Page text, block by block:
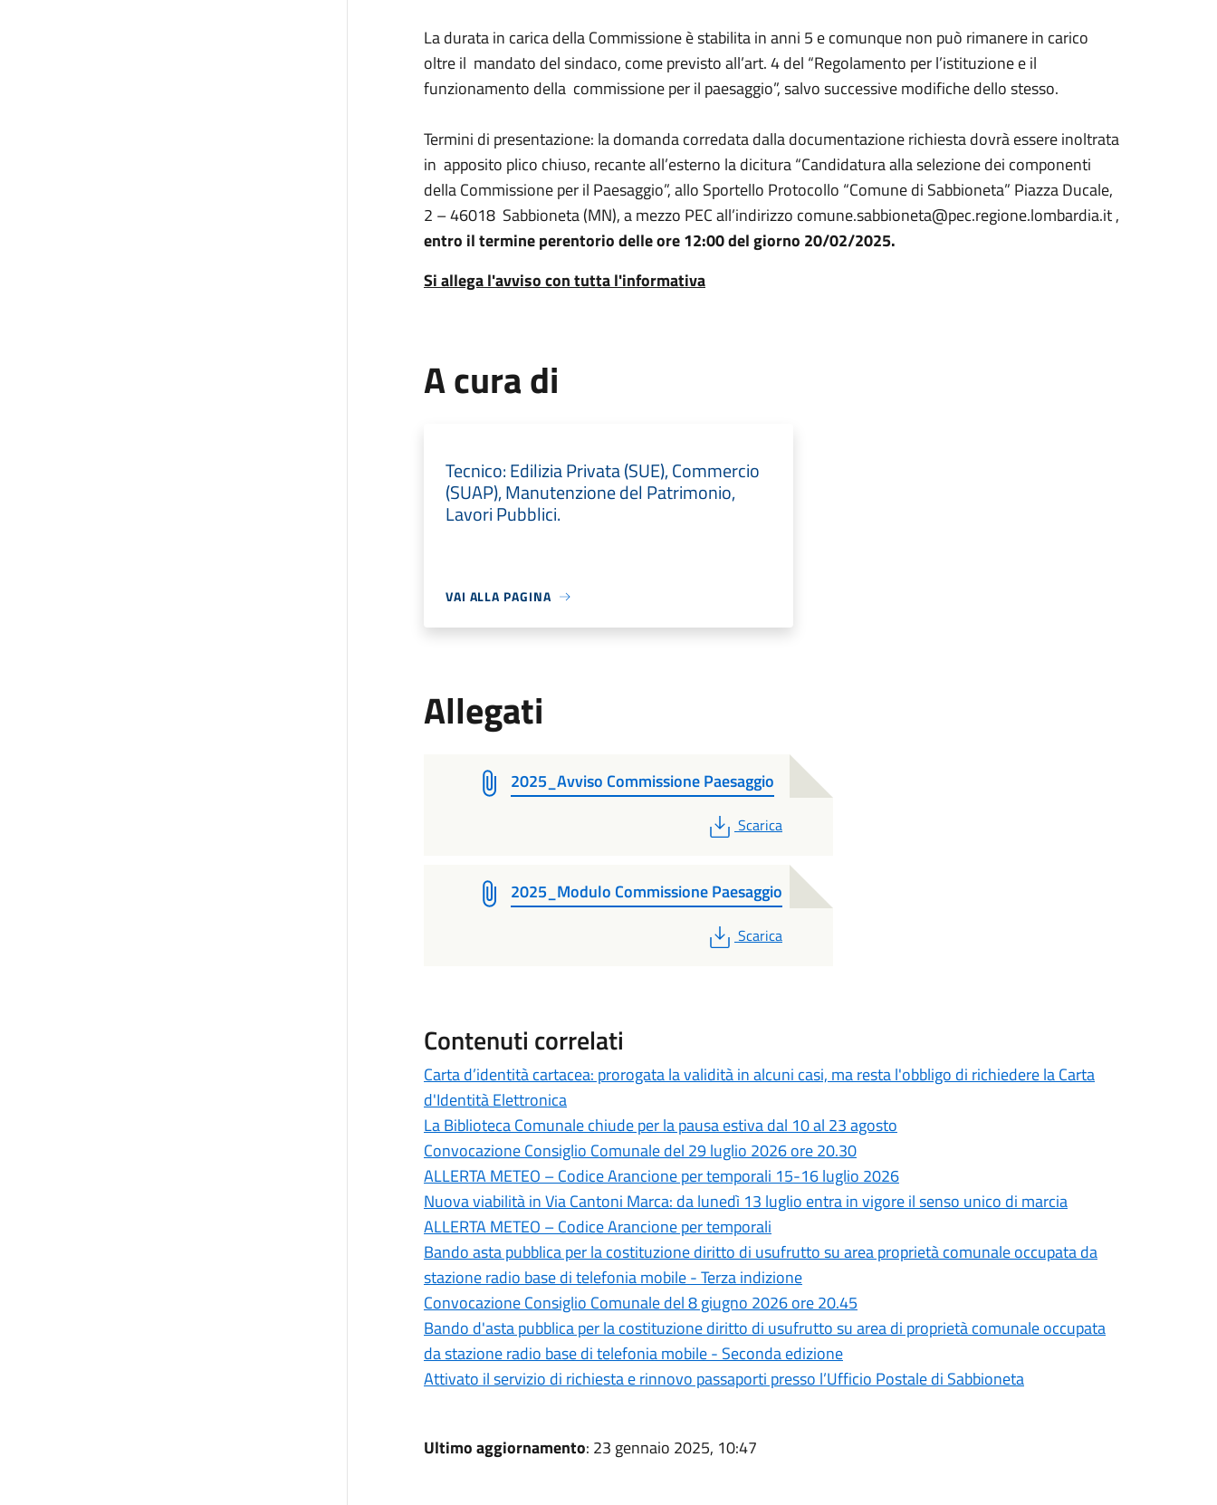
La durata in carica della Commissione è stabilita in anni 5 e comunque non può rimanere in carico
oltre il mandato del sindaco, come previsto all’art. 4 del “Regolamento per l’istituzione e il
funzionamento della commissione per il paesaggio”, salvo successive modifiche dello stesso.
Termini di presentazione: la domanda corredata dalla documentazione richiesta dovrà essere inoltrata
in apposito plico chiuso, recante all’esterno la dicitura “Candidatura alla selezione dei componenti
della Commissione per il Paesaggio”, allo Sportello Protocollo “Comune di Sabbioneta” Piazza Ducale,
2 – 46018 Sabbioneta (MN), a mezzo PEC all’indirizzo comune.sabbioneta@pec.regione.lombardia.it ,
entro il termine perentorio delle ore 12:00 del giorno 20/02/2025.
Si allega l'avviso con tutta l'informativa
A cura di
Tecnico: Edilizia Privata (SUE), Commercio
(SUAP), Manutenzione del Patrimonio,
Lavori Pubblici.
VAI ALLA PAGINA
Allegati
2025_Avviso Commissione Paesaggio
PDF
Scarica
2025_Modulo Commissione Paesaggio
PDF
Scarica
Contenuti correlati
Carta d’identità cartacea: prorogata la validità in alcuni casi, ma resta l'obbligo di richiedere la Carta
d'Identità Elettronica
La Biblioteca Comunale chiude per la pausa estiva dal 10 al 23 agosto
Convocazione Consiglio Comunale del 29 luglio 2026 ore 20.30
ALLERTA METEO – Codice Arancione per temporali 15-16 luglio 2026
Nuova viabilità in Via Cantoni Marca: da lunedì 13 luglio entra in vigore il senso unico di marcia
ALLERTA METEO – Codice Arancione per temporali
Bando asta pubblica per la costituzione diritto di usufrutto su area proprietà comunale occupata da
stazione radio base di telefonia mobile - Terza indizione
Convocazione Consiglio Comunale del 8 giugno 2026 ore 20.45
Bando d'asta pubblica per la costituzione diritto di usufrutto su area di proprietà comunale occupata
da stazione radio base di telefonia mobile - Seconda edizione
Attivato il servizio di richiesta e rinnovo passaporti presso l’Ufficio Postale di Sabbioneta
Ultimo aggiornamento: 23 gennaio 2025, 10:47